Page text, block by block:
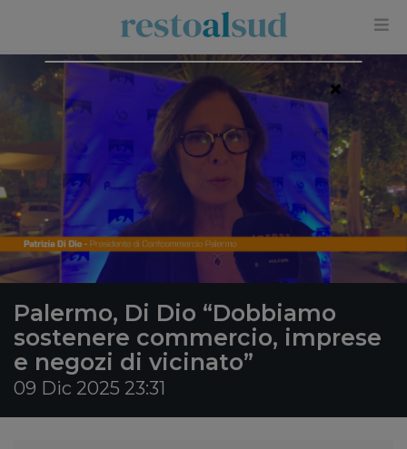
Palermo, Di Dio “Dobbiamo
sostenere commercio, imprese
e negozi di vicinato”
09 Dic 2025 23:31
×